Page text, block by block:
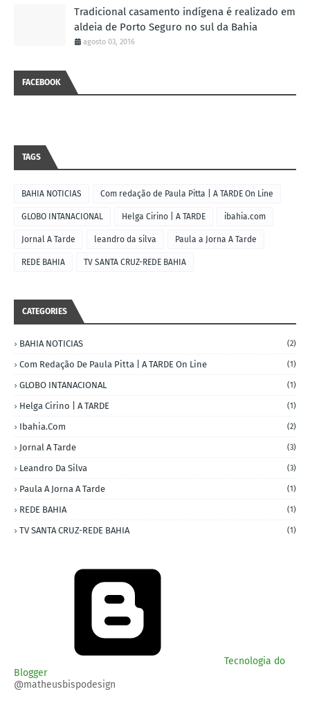
Tradicional casamento indígena é realizado em
aldeia de Porto Seguro no sul da Bahia
agosto 03, 2016
FACEBOOK
TAGS
BAHIA NOTICIAS Com redação de Paula Pitta | A TARDE On Line
GLOBO INTANACIONAL Helga Cirino | A TARDE ibahia.com
Jornal A Tarde leandro da silva Paula a Jorna A Tarde
REDE BAHIA TV SANTA CRUZ-REDE BAHIA
CATEGORIES
BAHIA NOTICIAS (2)
Com Redação De Paula Pitta | A TARDE On Line (1)
GLOBO INTANACIONAL (1)
Helga Cirino | A TARDE (1)
Ibahia.com (2)
Jornal A Tarde (3)
Leandro Da Silva (3)
Paula A Jorna A Tarde (1)
REDE BAHIA (1)
TV SANTA CRUZ-REDE BAHIA (1)
Tecnologia do
Blogger
@matheusbispodesign